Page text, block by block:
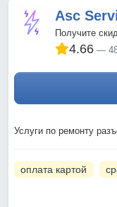
Asc
Получите
4.66
Услуги по ремонту
оплата картой